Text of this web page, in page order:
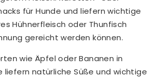
für Hunde und liefern wichtige
Hühnerfleisch oder Thunfisch
gereicht werden können.
wie Äpfel oder Bananen in
liefern natürliche Süße und wichtige